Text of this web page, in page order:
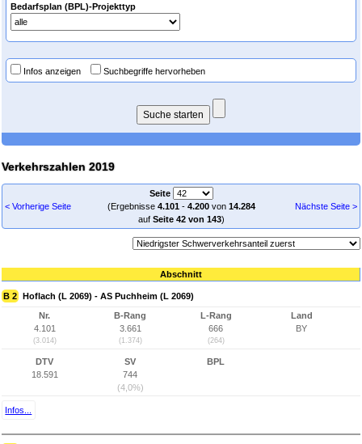
Bedarfsplan (BPL)-Projekttyp
Infos anzeigen Suchbegriffe hervorheben
Verkehrszahlen 2019
< Vorherige Seite
Seite
(Ergebnisse 4.101- 4.200von 14.284
auf Seite 42 von 143)
Nächste Seite >
Abschnitt
B 2 Hoflach (L 2069) - AS Puchheim (L 2069)
Nr.
4.101
(3.014)
B-Rang
3.661
(1.374)
L-Rang
666
(264)
Land
BY
DTV
18.591
SV
744
(4,0%)
BPL
Infos...